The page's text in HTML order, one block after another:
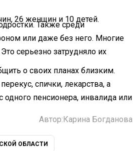
26 женщин и 10 детей.
Также среди
или даже без него. Многие
серьезно затрудняло их
о своих планах близким.
спички, лекарства, а
одного пенсионера, инвалида или
Автор:Карина Богданова
ОБЛАСТИ